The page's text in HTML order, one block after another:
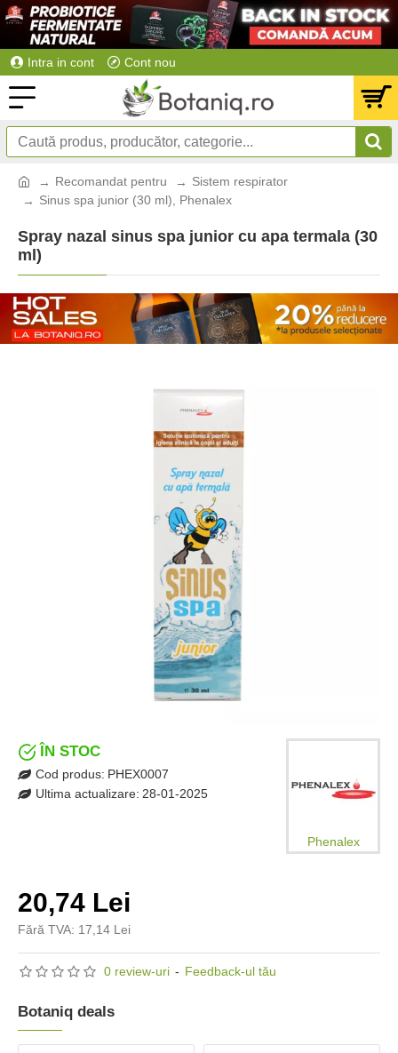
Intra in cont Cont nou
Recomandat pentru
Sistem respirator
Sinus spa junior (30 ml), Phenalex
Spray nazal sinus spa junior cu apa termala (30
ml)
0 review-uri - Feedback-ul tău
20,74 Lei
Fără TVA: 17,14 Lei
ÎN STOC
Cod produs: PHEX0007
Ultima actualizare: 28-01-2025
Phenalex
Botaniq deals